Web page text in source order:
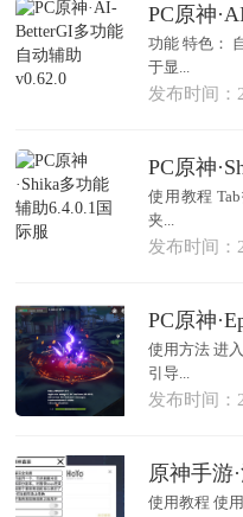
功能 特色： 自带一个遮罩窗口覆盖在游戏界面上，用
于显...
发布时间：
PC原神
使用教程 Tab打开/关闭菜单 最新版都在测试版文件
夹...
发布时间：
使用方法 进入游戏后管理员运行本程序 通过注入器来
引导...
发布时间：